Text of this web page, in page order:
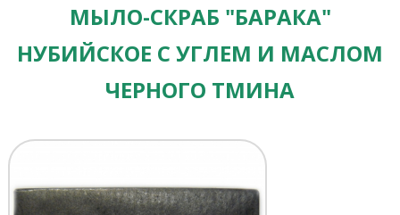
МЫЛО-СКРАБ "БАРАКА"
НУБИЙСКОЕ С УГЛЕМ И МАСЛОМ
ЧЕРНОГО ТМИНА